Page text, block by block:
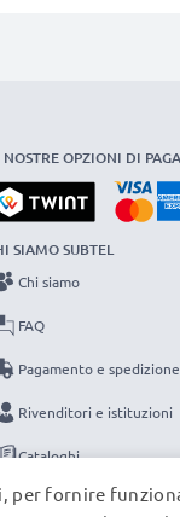
NOSTRE OPZIONI DI
SIAMO SUBTEL
Chi siamo
FAQ
Pagamento e spedizione
Rivenditori e istituzioni
Cataloghi
Contatti
per fornire